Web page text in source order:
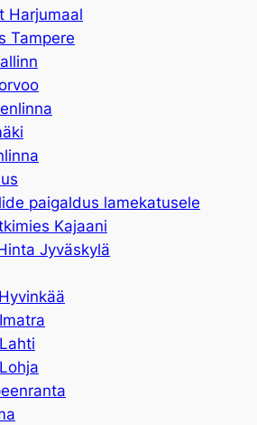
Harjumaal
Tampere
paigaldus lamekatusele
Kajaani
Jyväskylä